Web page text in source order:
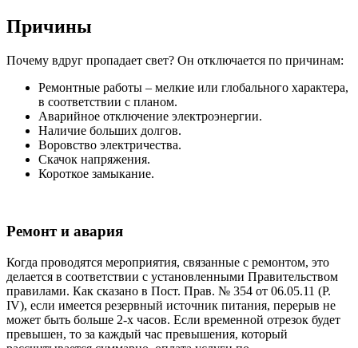
Причины
Почему вдруг пропадает свет? Он отключается по причинам:
Ремонтные работы – мелкие или глобального характера,
в соответствии с планом.
Аварийное отключение электроэнергии.
Наличие больших долгов.
Воровство электричества.
Скачок напряжения.
Короткое замыкание.
Ремонт и авария
Когда проводятся мероприятия, связанные с ремонтом, это
делается в соответствии с установленными Правительством
правилами. Как сказано в Пост. Прав. № 354 от 06.05.11 (Р.
IV), если имеется резервный источник питания, перерыв не
может быть больше 2-х часов. Если временной отрезок будет
превышен, то за каждый час превышения, который